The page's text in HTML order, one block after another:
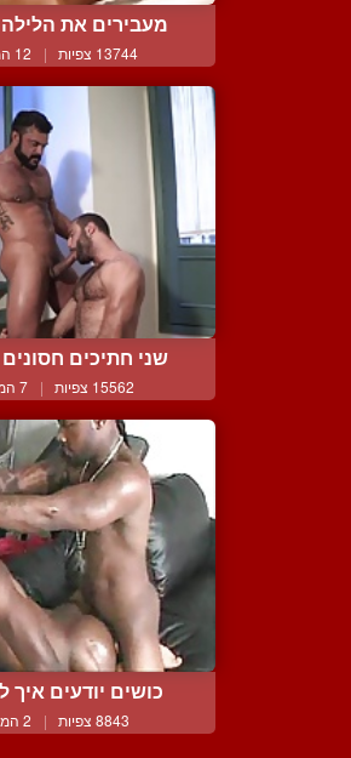
מעבירים את הלילה
13744 צפיות | 12 המלצות
שני חתיכים
15562 צפיות | 7 המלצות
כושים יודעים איך
8843 צפיות | 2 המלצות